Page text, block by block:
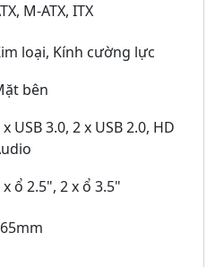
M-ATX, ITX
loại, Kính cường lực
bên
x USB 3.0, 2 x USB 2.0, HD
x ổ 2.5", 2 x ổ 3.5"